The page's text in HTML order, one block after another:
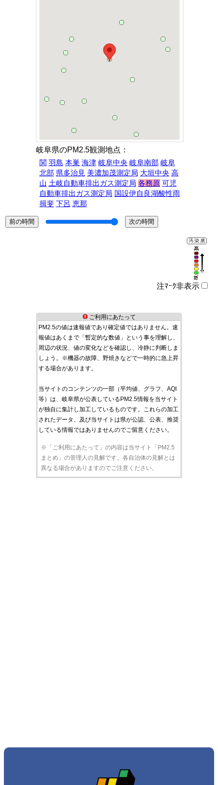
岐阜県のPM2.5観測地点：
関 羽島 本巣 海津 岐阜中央 岐阜南部 岐阜
北部 県多治見 美濃加茂測定局 大垣中央 高
山 土岐自動車排出ガス測定局 各務原 可児
自動車排出ガス測定局 国設伊自良湖酸性雨
揖斐 下呂 恵那
注ﾏｰｸ非表示
ご利用にあたって
PM2.5の値は速報値であり確定値ではありません。速
報値はあくまで「暫定的な数値」という事を理解し、
周辺の状況、値の変化などを確認し、冷静に判断しま
しょう。※機器の故障、野焼きなどで一時的に急上昇
する場合があります。
当サイトのコンテンツの一部（平均値、グラフ、AQI
等）は、岐阜県が公表しているPM2.5情報を当サイト
が独自に集計し加工しているものです。これらの加工
されたデータ、及び当サイトは県が公認、公表、推奨
している情報ではありませんのでご留意ください。
※「ご利用にあたって」の内容は当サイト「PM2.5
まとめ」の管理人の見解です。各自治体の見解とは
異なる場合がありますのでご注意ください。